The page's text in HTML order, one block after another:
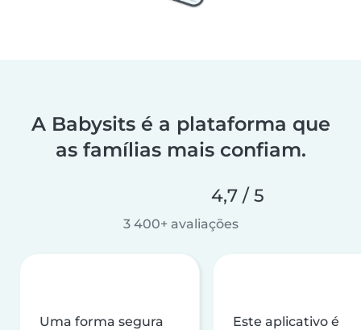
A Babysits é a plataforma que
as famílias mais confiam.
4,7 / 5
3 400+ avaliações
Uma forma segura
Este aplicativo é